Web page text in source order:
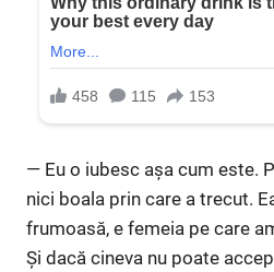
— Eu o iubesc așa cum este.
nici boala prin care a trecut.
frumoasă, e femeia pe care
Și dacă cineva nu poate